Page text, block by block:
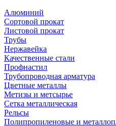
Алюминий
Сортовой прокат
Листовой прокат
Трубы
Нержавейка
Качественные стали
Профнастил
Трубопроводная арматура
Цветные металлы
Метизы и метсырье
Сетка металлическая
Рельсы
Полипропиленовые и